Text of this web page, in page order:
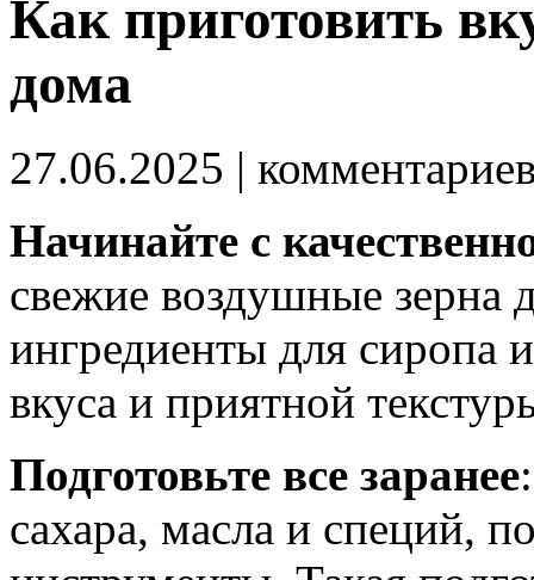
Как приготовить
дома
27.06.2025 |
Начинайте с
свежие воздушные зерна
ингредиенты для сиропа
вкуса и приятной
Подготовьте все заранее
сахара, масла и специй,